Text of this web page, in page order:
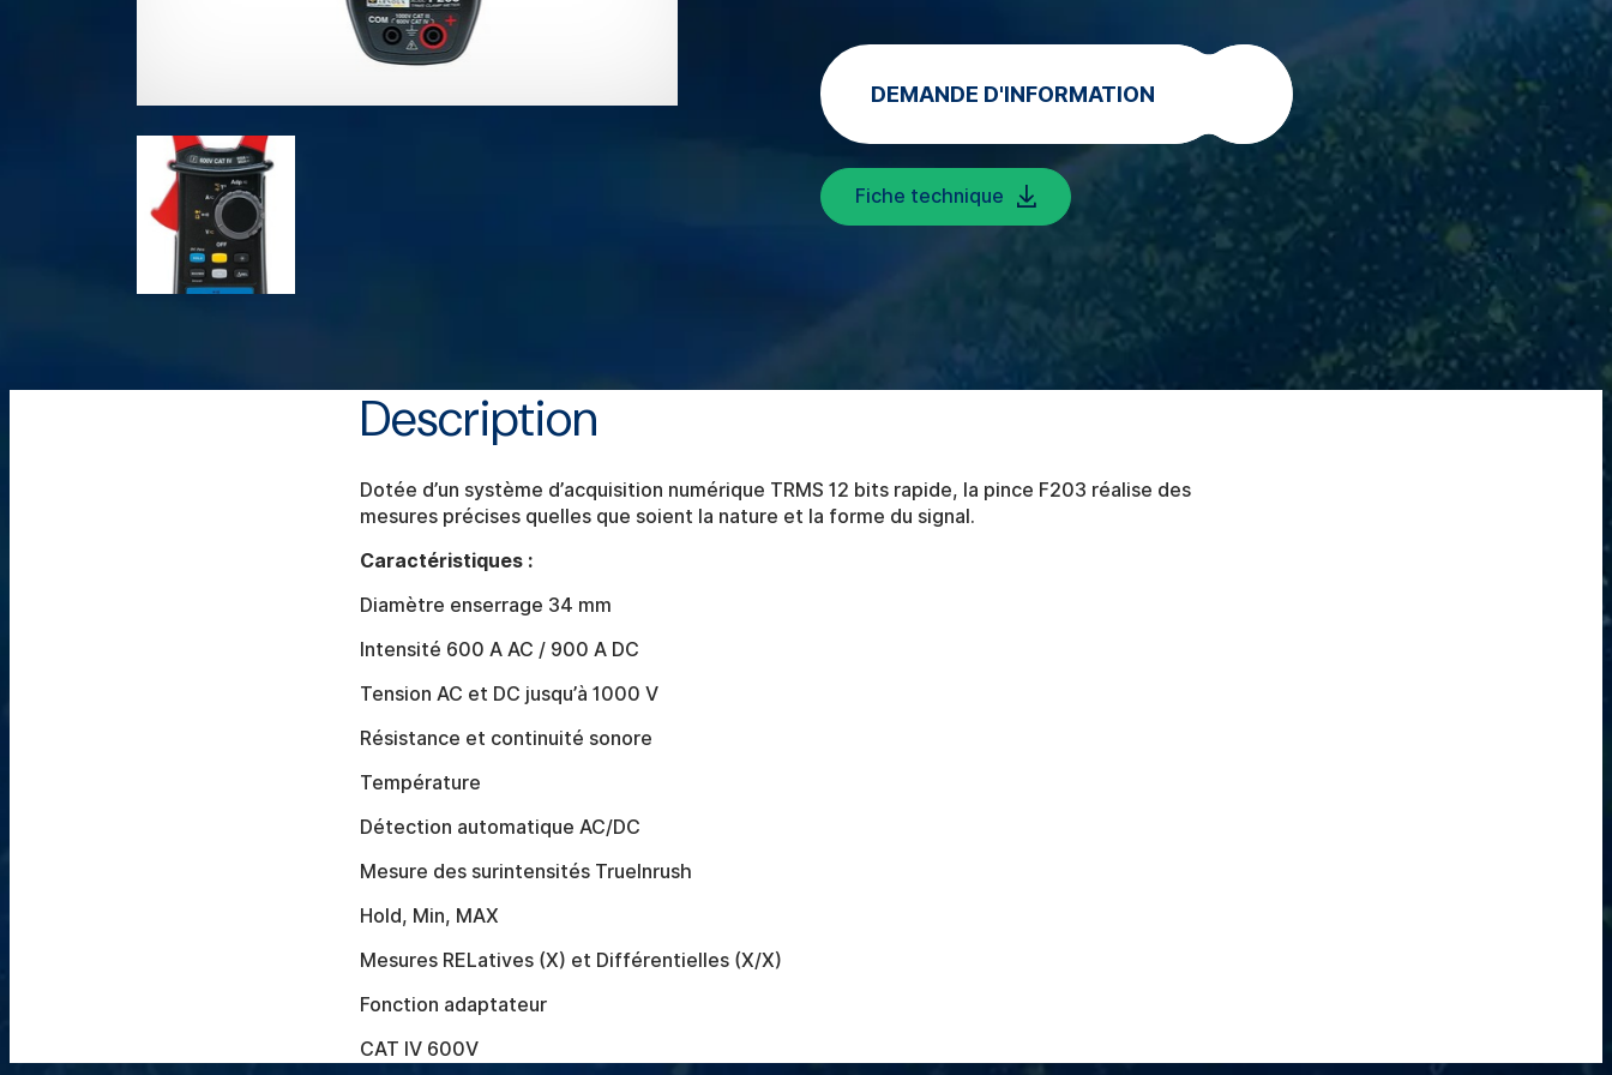
DEMANDE D'INFORMATION
Fiche technique
Description
Dotée d’un système d’acquisition numérique TRMS 12 bits rapide, la pince F203 réalise des
mesures précises quelles que soient la nature et la forme du signal.
Caractéristiques :
Diamètre enserrage 34 mm
Intensité 600 A AC / 900 A DC
Tension AC et DC jusqu’à 1000 V
Résistance et continuité sonore
Température
Détection automatique AC/DC
Mesure des surintensités TrueInrush
Hold, Min, MAX
Mesures RELatives (X) et Différentielles (X/X)
Fonction adaptateur
CAT IV 600V